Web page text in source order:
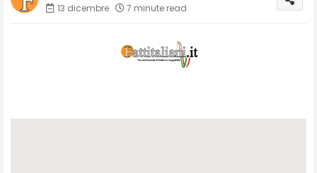
13 dicembre
7 minute read